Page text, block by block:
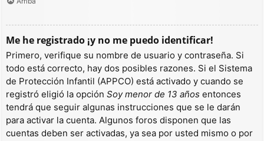
Me he registrado ¡y no me puedo identificar!
Primero, verifique su nombre de usuario y contraseña. Si
todo está correcto, hay dos posibles razones. Si el Sistema
de Protección Infantil (APPCO) está activado y cuando se
registró eligió la opción Soy menor de 13 años entonces
tendrá que seguir algunas instrucciones que se le darán
para activar la cuenta. Algunos foros disponen que las
cuentas deben ser activadas, ya sea por usted mismo o por